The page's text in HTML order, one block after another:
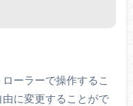
ーラーで操作するこ
に変更することがで